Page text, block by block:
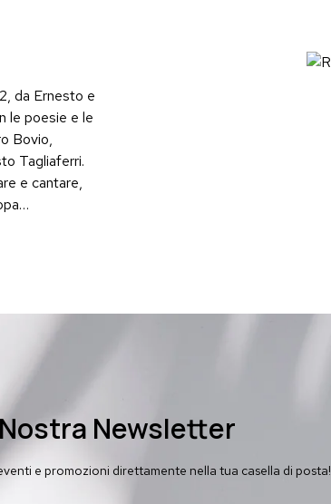
da Ernesto e
le poesie e le
Bovio,
Tagliaferri.
e cantare,
Newsletter
e promozioni direttamente nella tua casella di posta!